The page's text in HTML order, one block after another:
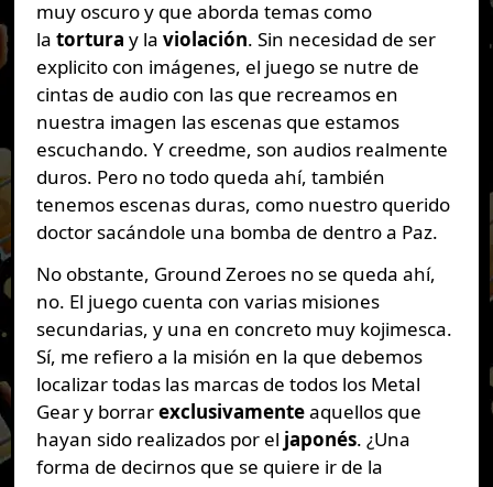
muy oscuro y que aborda temas como
la tortura y la violación. Sin necesidad de ser
explicito con imágenes, el juego se nutre de
cintas de audio con las que recreamos en
nuestra imagen las escenas que estamos
escuchando. Y creedme, son audios realmente
duros. Pero no todo queda ahí, también
tenemos escenas duras, como nuestro querido
doctor sacándole una bomba de dentro a Paz.
No obstante, Ground Zeroes no se queda ahí,
no. El juego cuenta con varias misiones
secundarias, y una en concreto muy kojimesca.
Sí, me refiero a la misión en la que debemos
localizar todas las marcas de todos los Metal
Gear y borrarexclusivamenteaquellos que
hayan sido realizados por el japonés. ¿Una
forma de decirnos que se quiere ir de la